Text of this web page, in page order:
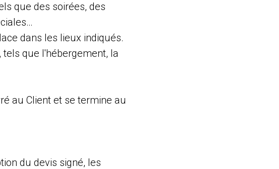
que des soirées, des
dans les lieux indiqués.
que l'hébergement, la
au Client et se termine au
du devis signé, les